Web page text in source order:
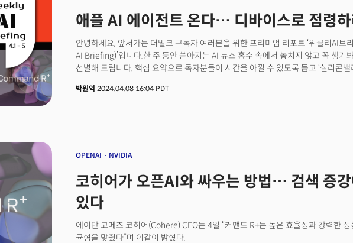
애플 AI 에이전트 온다… 디바이스로 점령
안녕하세요, 앞서가는 더밀크 구독자 여러분을 위한 프리미엄 리포트 ‘위클리AI브
AI Briefing)’입니다.한 주 동안 쏟아지는 AI 뉴스 홍수 속에서 놓치지 않고 꼭 챙겨
선별해 드립니다. 핵심 요약으로 독자분들이 시간을 아낄 수 있도록 돕고 ‘실리콘밸
추가했습니다. 더 자세한 내용은 더 알아보기 링크로 확인하실 수 있습니다. 그럼 출
박원익 2024.04.08 16:04 PDT
OPENAI NVIDIA
코히어가 오픈AI와 싸우는 방법… 검색 증
있다
에이단 고메즈 코히어(Cohere) CEO는 4일 “커맨드 R+는 높은 효율성과 강력한 성
균형을 맞췄다”며 이같이 밝혔다.